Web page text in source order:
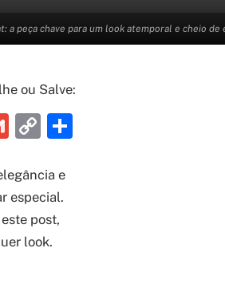
a peça chave para um look atemporal e cheio de
ou Salve:
Gmail
Copy
e
especial.
post,
look.